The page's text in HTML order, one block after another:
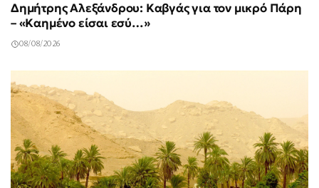
Δημήτρης Αλεξάνδρου: Καβγάς για τον μικρό Πάρη
– «Καημένο είσαι εσύ…»
08/08/2026